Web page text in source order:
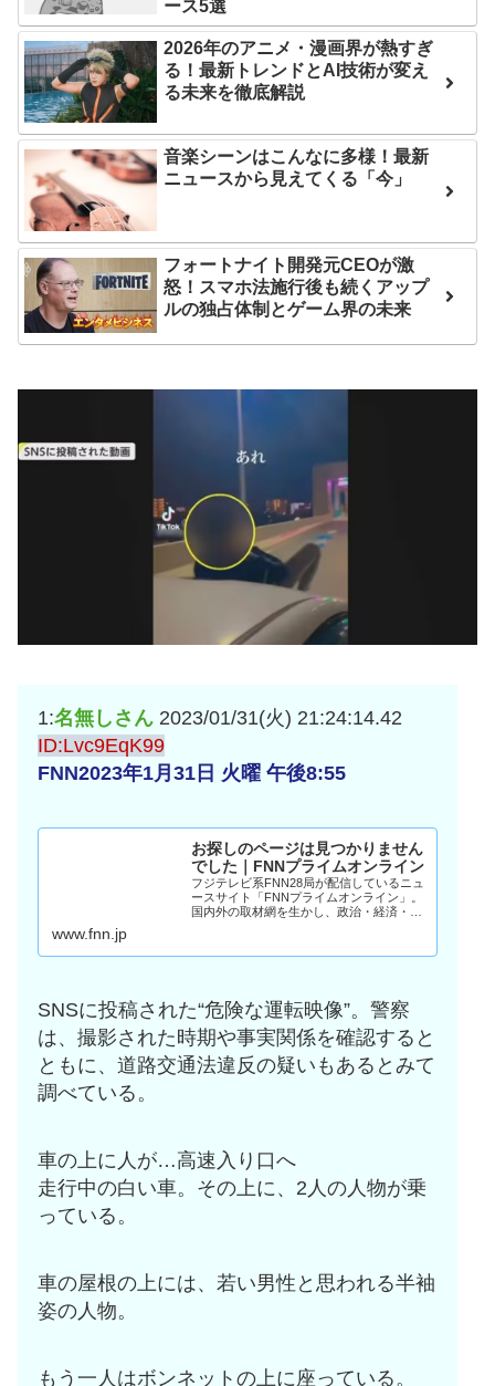
いの禁断の恋…1日だけ許さ
れた夫婦としての時間をひ
たすら愛し合う。
Powered by livedoor 相
互RSS
から信じられない言葉が飛
び出した… 他
「本気で潰しにきてる」
滝沢秀明の新オーディショ
ンが“まんまジャニーズ”とフ
ァン衝撃
Powered by livedoor 相
互RSS
ース5選
2026年のアニメ・漫画界が熱すぎ
る！最新トレンドとAI技術が変え
る未来を徹底解説
音楽シーンはこんなに多様！最新
ニュースから見えてくる「今」
フォートナイト開発元CEOが激
怒！スマホ法施行後も続くアップ
ルの独占体制とゲーム界の未来
1:名無しさん 2023/01/31(火) 21:24:14.42
ID:Lvc9EqK99
FNN2023年1月31日 火曜 午後8:55
お探しのページは見つかりません
でした｜FNNプライムオンライン
フジテレビ系FNN28局が配信しているニュ
ースサイト「FNNプライムオンライン」。
国内外の取材網を生かし、政治・経済・社
えします。
www.fnn.jp
SNSに投稿された“危険な運転映像”。警察
は、撮影された時期や事実関係を確認すると
ともに、道路交通法違反の疑いもあるとみて
調べている。
車の上に人が…高速入り口へ
走行中の白い車。その上に、2人の人物が乗
っている。
車の屋根の上には、若い男性と思われる半袖
姿の人物。
もう一人はボンネットの上に座っている。